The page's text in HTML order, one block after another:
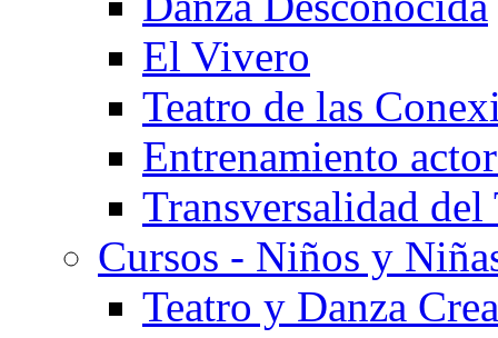
El Vivero
Teatro de las
Entrenamiento
Transversalidad del
Cursos - Niños y
Teatro y Danza